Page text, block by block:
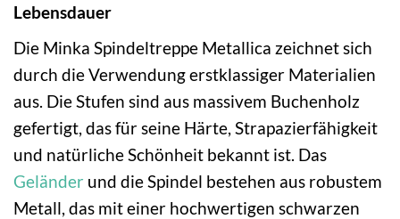
Lebensdauer
Die Minka Spindeltreppe Metallica zeichnet sich
durch die Verwendung erstklassiger Materialien
aus. Die Stufen sind aus massivem Buchenholz
gefertigt, das für seine Härte, Strapazierfähigkeit
und natürliche Schönheit bekannt ist. Das
Geländer und die Spindel bestehen aus robustem
Metall, das mit einer hochwertigen schwarzen